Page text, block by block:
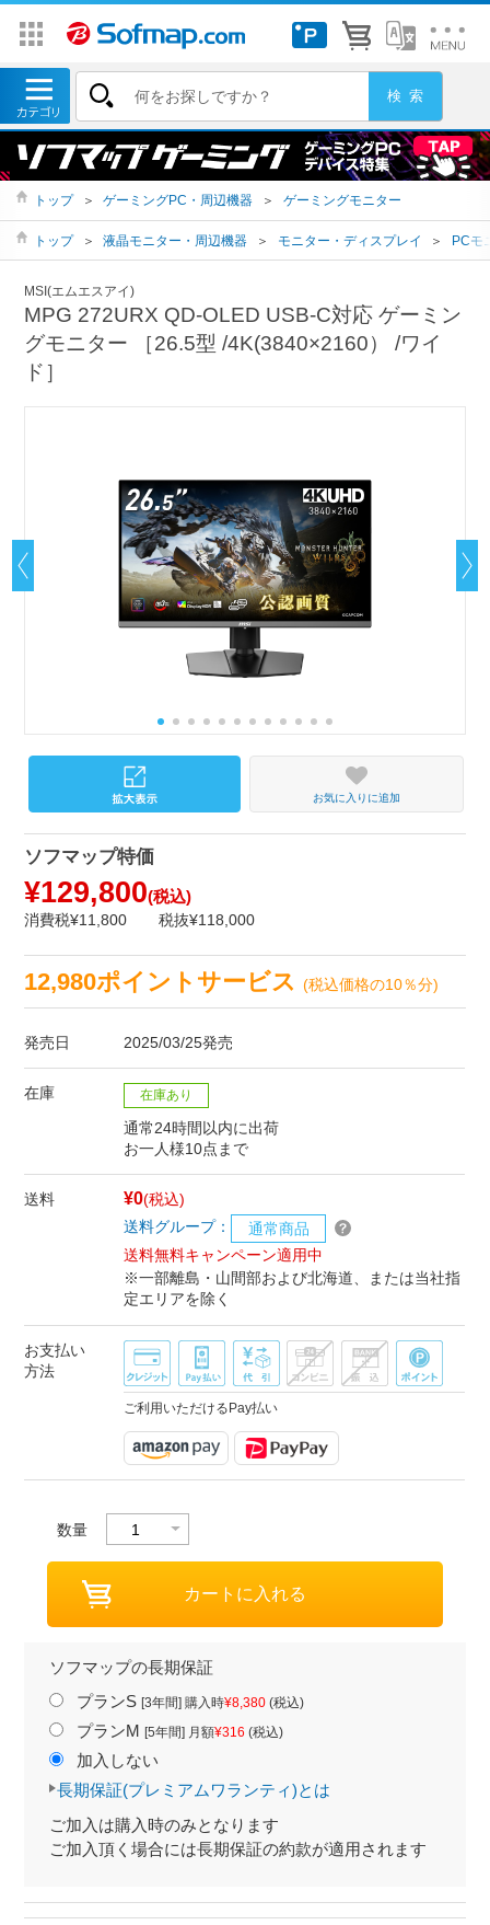
トップ ＞ ゲーミングPC・周辺機器 ＞ ゲーミングモニター
トップ ＞ 液晶モニター・周辺機器 ＞ モニター・ディスプレイ ＞ PCモ
MSI(エムエスアイ)
MPG 272URX QD-OLED USB-C対応 ゲーミン
グモニター ［26.5型 /4K(3840×2160） /ワイ
ド］
お気に入りに追加
ソフマップ特価
¥129,800(税込)
消費税¥11,800 税抜¥118,000
12,980ポイントサービス(税込価格の10％分)
発売日 2025/03/25発売
在庫 在庫あり
通常24時間以内に出荷
お一人様10点まで
送料 ¥0(税込)
送料グループ：
通常商品
送料無料キャンペーン適用中
※一部離島・山間部および北海道、または当社指
定エリアを除く
お支払い
方法
ご利用いただけるPay払い
数量
ソフマップの長期保証
プランS [3年間] 購入時¥8,380(税込)
プランM [5年間] 月額¥316 (税込)
加入しない
長期保証(プレミアムワランティ)とは
ご加入は購入時のみとなります
ご加入頂く場合には長期保証の約款が適用されます